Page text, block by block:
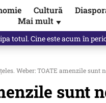
Cultură
Mai mult ▼
Weber: TOATE amenzile sunt
sunt